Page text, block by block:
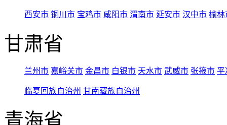
西安市 铜川市 宝鸡市 咸阳市 渭南市 延安市 汉中市 榆林
甘肃省
兰州市 嘉峪关市 金昌市 白银市 天水市 武威市 张掖市 平
临夏回族自治州 甘南藏族自治州
青海省